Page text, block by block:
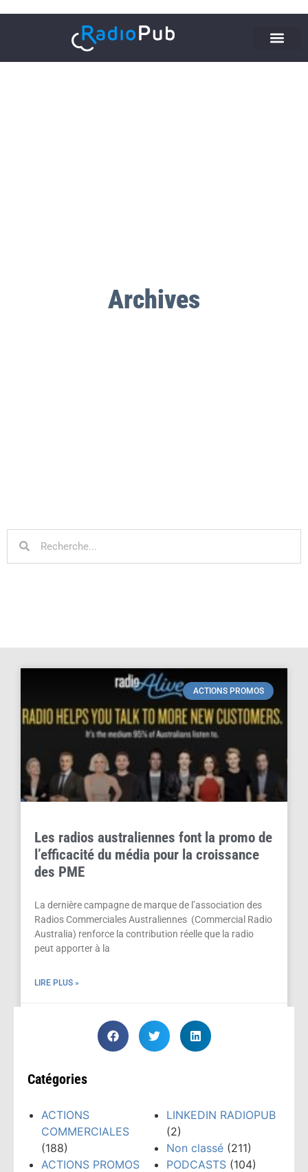
Archives
ACTIONS PROMOS
Les radios australiennes font la promo de
l’efficacité du média pour la croissance
des PME
La dernière campagne de marque de l’association des
Radios Commerciales Australiennes (Commercial Radio
Australia) renforce la contribution réelle que la radio
peut apporter à la
LIRE PLUS »
Catégories
ACTIONS
COMMERCIALES
(188)
ACTIONS PROMOS
LINKEDIN RADIOPUB
(2)
Non classé (211)
PODCASTS (104)